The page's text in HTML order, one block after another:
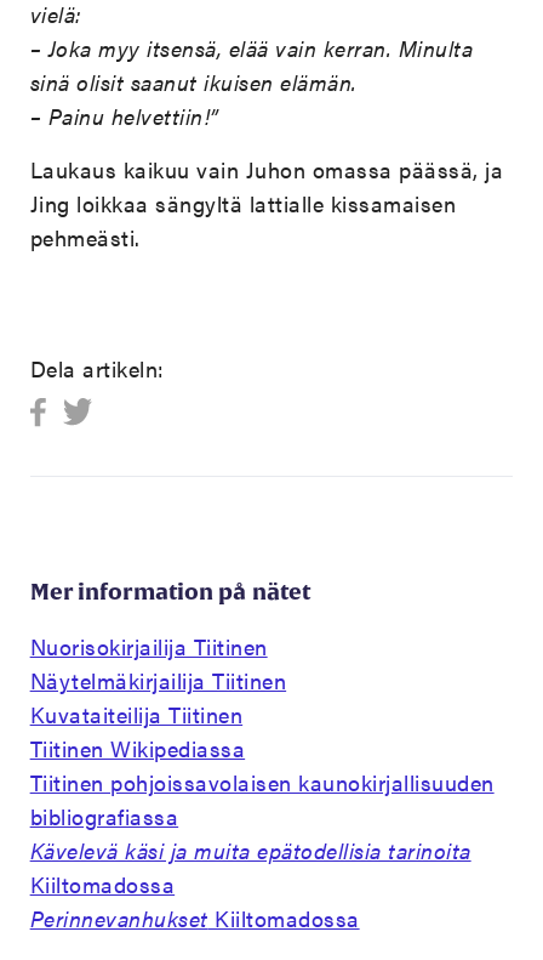
vielä:
– Joka myy itsensä, elää vain kerran. Minulta
sinä olisit saanut ikuisen elämän.
– Painu helvettiin!”
Laukaus kaikuu vain Juhon omassa päässä, ja
Jing loikkaa sängyltä lattialle kissamaisen
pehmeästi.
Dela artikeln:
Mer information på nätet
Nuorisokirjailija Tiitinen
Näytelmäkirjailija Tiitinen
Kuvataiteilija Tiitinen
Tiitinen Wikipediassa
Tiitinen pohjoissavolaisen kaunokirjallisuuden
bibliografiassa
Kävelevä käsi ja muita epätodellisia tarinoita
Kiiltomadossa
Perinnevanhukset Kiiltomadossa